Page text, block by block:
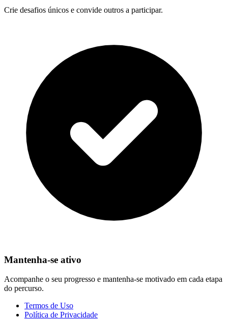
Crie desafios únicos e convide outros a participar.
Mantenha-se ativo
Acompanhe o seu progresso e mantenha-se motivado em cada etapa
do percurso.
Termos de Uso
Política de Privacidade